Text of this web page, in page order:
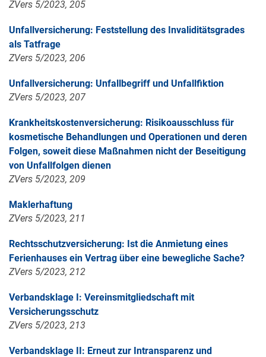
ZVers 5/2023, 205
Unfallversicherung: Feststellung des Invaliditätsgrades
als Tatfrage
ZVers 5/2023, 206
Unfallversicherung: Unfallbegriff und Unfallfiktion
ZVers 5/2023, 207
Krankheitskostenversicherung: Risikoausschluss für
kosmetische Behandlungen und Operationen und deren
Folgen, soweit diese Maßnahmen nicht der Beseitigung
von Unfallfolgen dienen
ZVers 5/2023, 209
Maklerhaftung
ZVers 5/2023, 211
Rechtsschutzversicherung: Ist die Anmietung eines
Ferienhauses ein Vertrag über eine bewegliche Sache?
ZVers 5/2023, 212
Verbandsklage I: Vereinsmitgliedschaft mit
Versicherungsschutz
ZVers 5/2023, 213
Verbandsklage II: Erneut zur Intransparenz und